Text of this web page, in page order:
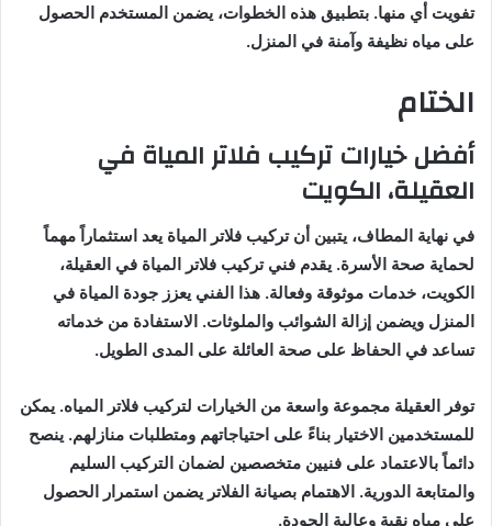
تفويت أي منها. بتطبيق هذه الخطوات، يضمن المستخدم الحصول
على مياه نظيفة وآمنة في المنزل.
الختام
أفضل خيارات تركيب فلاتر المياة في
العقيلة، الكويت
في نهاية المطاف، يتبين أن تركيب فلاتر المياة يعد استثماراً مهماً
لحماية صحة الأسرة. يقدم فني تركيب فلاتر المياة في العقيلة،
الكويت، خدمات موثوقة وفعالة. هذا الفني يعزز جودة المياة في
المنزل ويضمن إزالة الشوائب والملوثات. الاستفادة من خدماته
تساعد في الحفاظ على صحة العائلة على المدى الطويل.
توفر العقيلة مجموعة واسعة من الخيارات لتركيب فلاتر المياه. يمكن
للمستخدمين الاختيار بناءً على احتياجاتهم ومتطلبات منازلهم. ينصح
دائماً بالاعتماد على فنيين متخصصين لضمان التركيب السليم
والمتابعة الدورية. الاهتمام بصيانة الفلاتر يضمن استمرار الحصول
على مياه نقية وعالية الجودة.